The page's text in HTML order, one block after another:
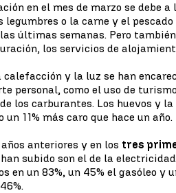
en el mes de marzo se debe a
legumbres o la carne y el pescado
últimas semanas. Pero
los servicios de
y la luz se han
personal, como el uso de
los carburantes. Los huevos y
11% más caro que hace un año.
anteriores y en los tres
subido son el de la electricidad
en un 83%, un 45% el gasóleo y